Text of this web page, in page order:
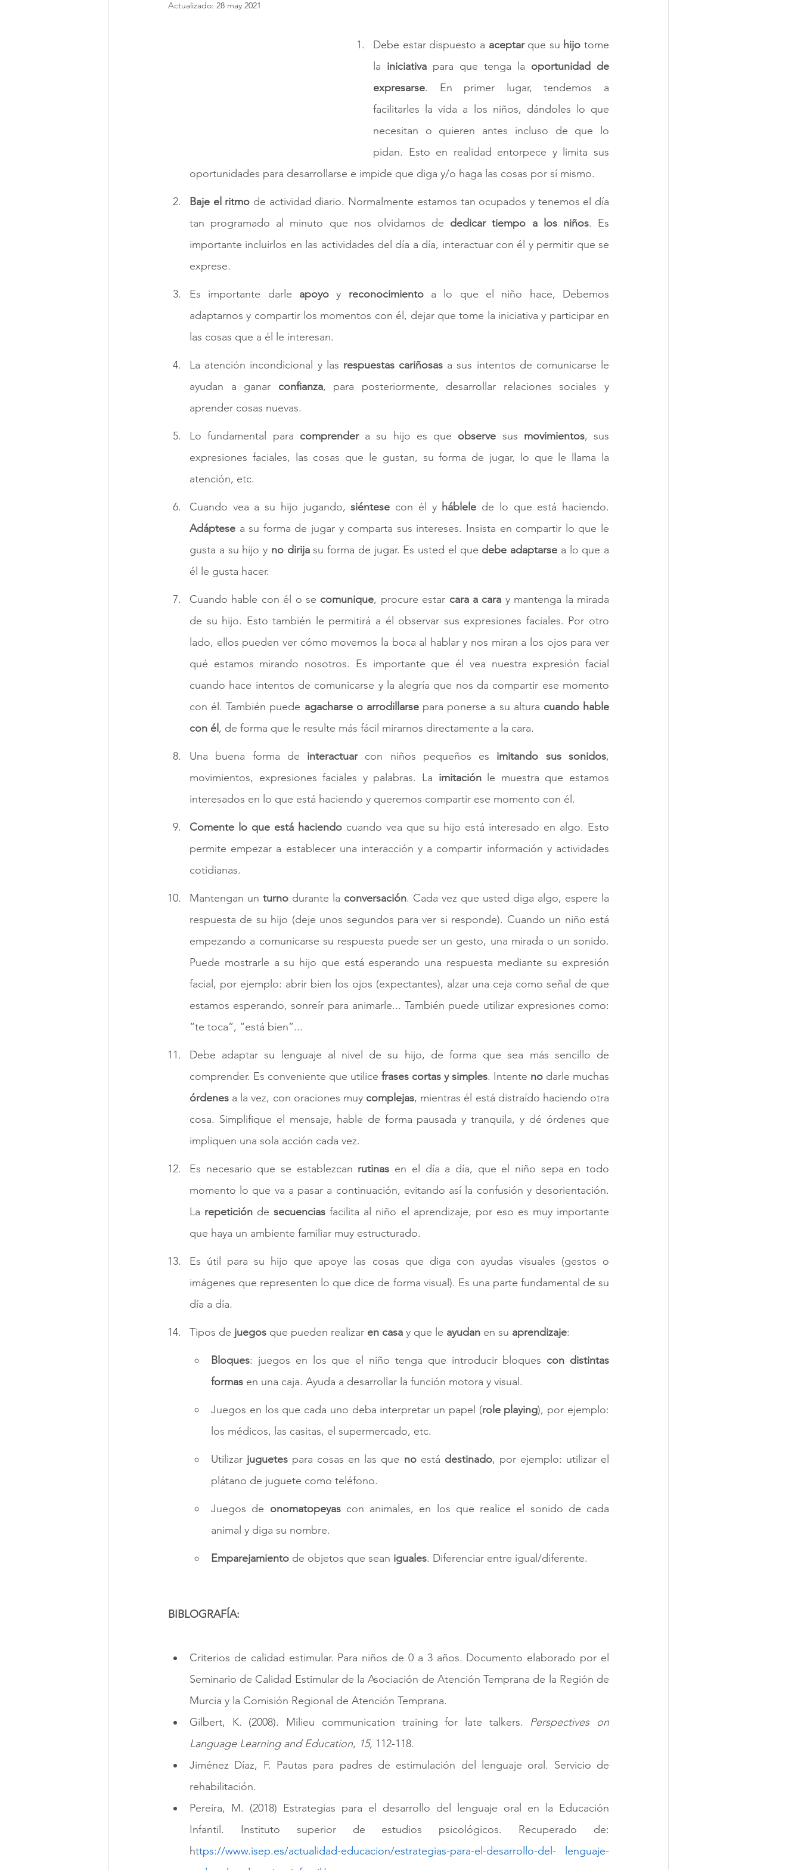
Actualizado: 28 may 2021
Debe estar dispuesto a aceptar que su hijo tome
la iniciativa para que tenga la oportunidad de
expresarse. En primer lugar, tendemos a
facilitarles la vida a los niños, dándoles lo que
necesitan o quieren antes incluso de que lo
pidan. Esto en realidad entorpece y limita sus
oportunidades para desarrollarse e impide que diga y/o haga las cosas por sí mismo.
Baje el ritmo de actividad diario. Normalmente estamos tan ocupados y tenemos el día
tan programado al minuto que nos olvidamos de dedicar tiempo a los niños. Es
importante incluirlos en las actividades del día a día, interactuar con él y permitir que se
exprese.
Es importante darle apoyo y reconocimiento a lo que el niño hace, Debemos
adaptarnos y compartir los momentos con él, dejar que tome la iniciativa y participar en
las cosas que a él le interesan.
La atención incondicional y las respuestas cariñosas a sus intentos de comunicarse le
ayudan a ganar confianza, para posteriormente, desarrollar relaciones sociales y
aprender cosas nuevas.
Lo fundamental para comprender a su hijo es que observe sus movimientos, sus
expresiones faciales, las cosas que le gustan, su forma de jugar, lo que le llama la
atención, etc.
Cuando vea a su hijo jugando, siéntese con él y háblele
Adáptese a su forma de jugar y comparta sus intereses. Insista en compartir lo que le
gusta a su hijo y no dirija su forma de jugar. Es usted el que debe adaptarse a lo que a
él le gusta hacer.
Cuando hable con él o se comunique, procure estar cara a cara y mantenga la mirada
de su hijo. Esto también le permitirá a él observar sus expresiones faciales. Por otro
lado, ellos pueden ver cómo movemos la boca al hablar y nos miran a los ojos para ver
qué estamos mirando nosotros. Es importante que él vea nuestra expresión facial
cuando hace intentos de comunicarse y la alegría que nos da compartir ese momento
con él. También puede agacharse o arrodillarse para ponerse a su altura cuando hable
con él , de forma que le resulte más fácil mirarnos directamente a la cara.
Una buena forma de interactuar con niños pequeños es imitando sus sonidos,
movimientos, expresiones faciales y palabras. La imitación
le muestra que estamos
interesados en lo que está haciendo y queremos compartir ese momento con él.
Comente lo que está haciendo cuando vea que su hijo está interesado en algo. Esto
permite empezar a establecer una interacción y a compartir información y actividades
cotidianas.
Mantengan un turno durante la conversación. Cada vez que usted diga algo, espere la
respuesta de su hijo (deje unos segundos para ver si responde). Cuando un niño está
empezando a comunicarse su respuesta puede ser un gesto, una mirada o un sonido.
Puede mostrarle a su hijo que está esperando una respuesta mediante su expresión
facial, por ejemplo: abrir bien los ojos (expectantes), alzar una ceja como señal de que
estamos esperando, sonreír para animarle... También puede utilizar expresiones como:
“te toca”, “está bien”...
Debe adaptar su lenguaje al nivel de su hijo, de forma que sea más sencillo de
comprender. Es conveniente que utilice frases cortas y simples. Intente no
órdenes a la vez, con oraciones muy complejas, mientras él está distraído haciendo otra
cosa. Simplifique el mensaje, hable de forma pausada y tranquila, y dé órdenes que
impliquen una sola acción cada vez.
Es necesario que se establezcan rutinas en el día a día, que el niño sepa en todo
momento lo que va a pasar a continuación, evitando así la confusión y desorientación.
La repetición de secuencias facilita al niño el aprendizaje, por eso es muy importante
que haya un ambiente familiar muy estructurado.
Es útil para su hijo que apoye las cosas que diga con ayudas visuales (gestos o
imágenes que representen lo que dice de forma visual). Es una parte fundamental de su
día a día.
Tipos de juegos que pueden realizar en casa y que le ayudan en su aprendizaje:
Bloques: juegos en los que el niño tenga que introducir bloques con distintas
formas en una caja. Ayuda a desarrollar la función motora y visual.
Juegos en los que cada uno deba interpretar un papel (role playing), por ejemplo:
los médicos, las casitas, el supermercado, etc.
Utilizar juguetes para cosas en las que no está destinado, por ejemplo: utilizar el
plátano de juguete como teléfono.
Juegos de onomatopeyas con animales, en los que realice el sonido de cada
animal y diga su nombre.
Emparejamiento de objetos que sean iguales. Diferenciar entre igual/diferente.
BIBLOGRAFÍA:
Criterios de calidad estimular. Para niños de 0 a 3 años. Documento elaborado por el
Seminario de Calidad Estimular de la Asociación de Atención Temprana de la Región de
Murcia y la Comisión Regional de Atención Temprana.
Gilbert, K. (2008). Milieu communication training for late talkers. Perspectives on
Language Learning and Education, 15, 112-118.
Jiménez Díaz, F. Pautas para padres de estimulación del lenguaje oral. Servicio de
rehabilitación.
Pereira, M. (2018) Estrategias para el desarrollo del lenguaje oral en la Educación
Infantil. Instituto superior de estudios psicológicos. Recuperado de:
https://www.isep.es/actualidad-educacion/estrategias-para-el-desarrollo-del- lenguaje-